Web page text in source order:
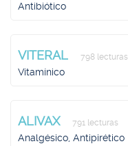
Antibiótico
VITERAL 798 lecturas
Vitamínico
ALIVAX 791 lecturas
Analgésico, Antipirético